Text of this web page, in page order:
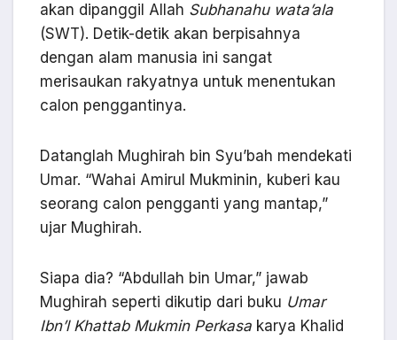
akan dipanggil Allah Subhanahu wata’ala
(SWT). Detik-detik akan berpisahnya
dengan alam manusia ini sangat
merisaukan rakyatnya untuk menentukan
calon penggantinya.
Datanglah Mughirah bin Syu’bah mendekati
Umar. “Wahai Amirul Mukminin, kuberi kau
seorang calon pengganti yang mantap,”
ujar Mughirah.
Siapa dia? “Abdullah bin Umar,” jawab
Mughirah seperti dikutip dari buku Umar
Ibn’l Khattab Mukmin Perkasa karya Khalid